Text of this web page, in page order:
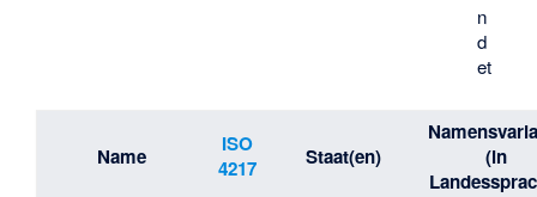
n
d
et
Name
ISO
4217
Staat(en)
(in